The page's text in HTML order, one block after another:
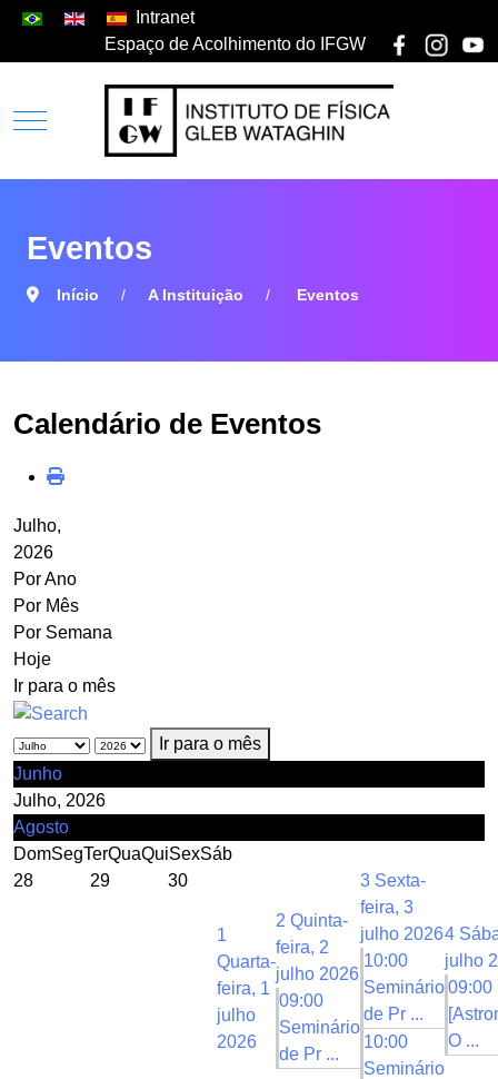
Intranet
Espaço de Acolhimento do IFGW
Eventos
Início A Instituição Eventos
Calendário de Eventos
Julho,
2026
Por Ano
Por Mês
Por Semana
Hoje
Ir para o mês
Ir para o mês
Junho
Julho, 2026
Agosto
DomSegTerQuaQuiSexSáb
28
29 30
1
Quarta-
feira, 1
julho
2026
2 Quinta-
feira, 2
julho 2026
09:00
Seminário
de Pr ...
3 Sexta-
feira, 3
julho 2026
10:00
Seminário
de Pr ...
10:00
Seminário
4
julho
09:00
O ...